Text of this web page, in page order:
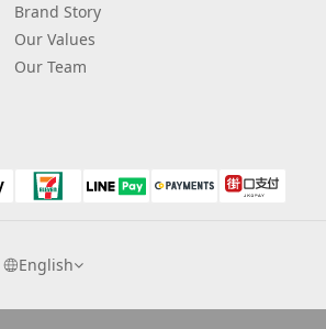
Brand Story
Our Values
Our Team
English